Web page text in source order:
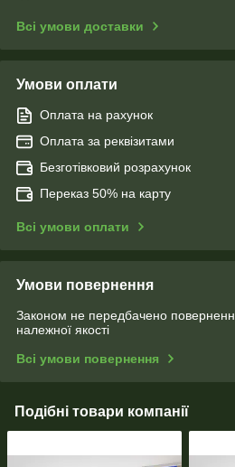
Всі умови доставки
Умови оплати
Оплата на рахунок
Оплата за реквізитами
Безготівковий розрахунок
Переказ 50% на карту
Всі умови оплати
Умови повернення
Законом не передбачено
належної якості
Всі умови повернення
Подібні товари компанії